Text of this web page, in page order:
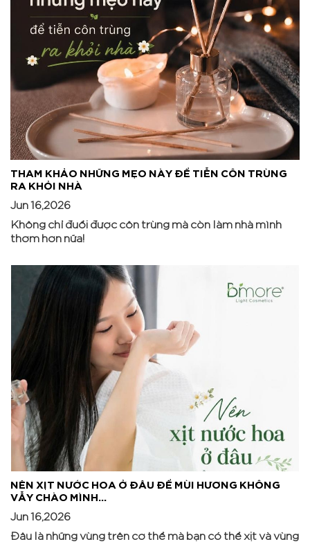
THAM KHẢO NHỮNG MẸO NÀY ĐỂ TIỄN CÔN TRÙNG
RA KHỎI NHÀ
Jun 16,2026
Không chỉ đuổi được côn trùng mà còn làm nhà mình
thơm hơn nữa! ​
NÊN XỊT NƯỚC HOA Ở ĐÂU ĐỂ MÙI HƯƠNG KHÔNG
VẪY CHÀO MÌNH...
Jun 16,2026
Đâu là những vùng trên cơ thể mà bạn có thể xịt và vùng